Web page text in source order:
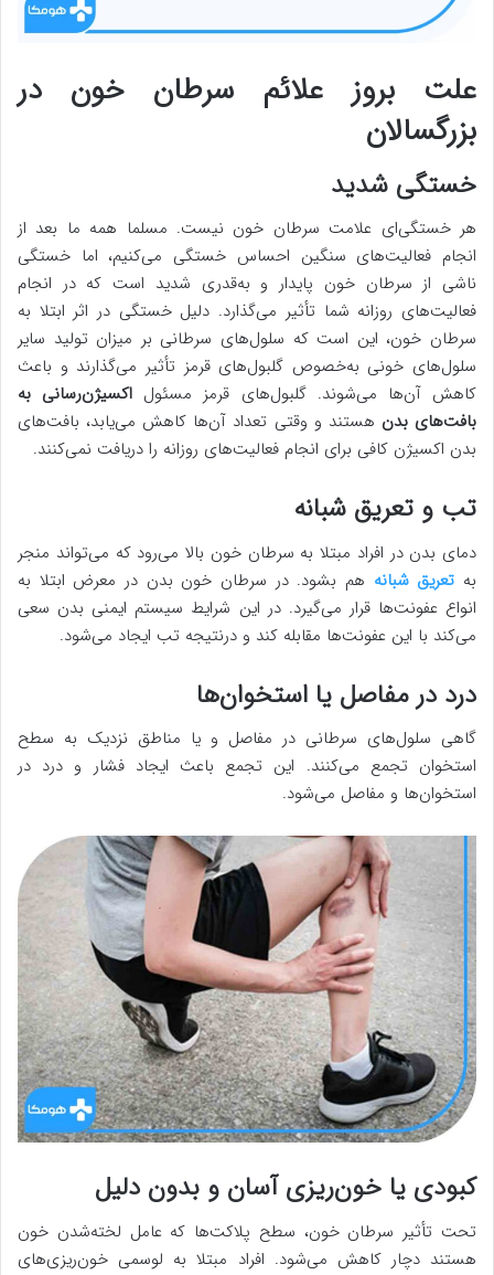
علت بروز علائم سرطان خون در
بزرگسالان
خستگی شدید
هر خستگی‌ای علامت سرطان خون نیست. مسلما همه ما بعد از
انجام فعالیت‌های سنگین احساس خستگی می‌کنیم، اما خستگی
ناشی از سرطان خون پایدار و به‌قدری شدید است که در انجام
فعالیت‌های روزانه شما تأثیر می‌گذارد. دلیل خستگی در اثر ابتلا به
سرطان خون، این است که سلول‌های سرطانی بر میزان تولید سایر
سلول‌های خونی به‌خصوص گلبول‌های قرمز تأثیر می‌گذارند و باعث
کاهش آن‌ها می‌شوند. گلبول‌های قرمز مسئول اکسیژن‌رسانی به
بافت‌های بدن هستند و وقتی تعداد آن‌ها کاهش می‌یابد، بافت‌های
بدن اکسیژن کافی برای انجام فعالیت‌های روزانه را دریافت نمی‌کنند.
تب و تعریق شبانه
دمای بدن در افراد مبتلا به سرطان خون بالا می‌رود که می‌تواند منجر
به تعریق شبانه هم بشود. در سرطان خون بدن در معرض ابتلا به
انواع عفونت‌ها قرار می‌گیرد. در این شرایط سیستم ایمنی بدن سعی
می‌کند با این عفونت‌ها مقابله کند و درنتیجه تب ایجاد می‌شود.
درد در مفاصل یا استخوان‌ها
گاهی سلول‌های سرطانی در مفاصل و یا مناطق نزدیک به سطح
استخوان تجمع می‌کنند. این تجمع باعث ایجاد فشار و درد در
استخوان‌ها و مفاصل می‌شود.
کبودی یا خون‌ریزی آسان و بدون دلیل
تحت تأثیر سرطان خون، سطح پلاکت‌ها که عامل لخته‌شدن خون
هستند دچار کاهش می‌شود. افراد مبتلا به لوسمی خون‌ریزی‌های